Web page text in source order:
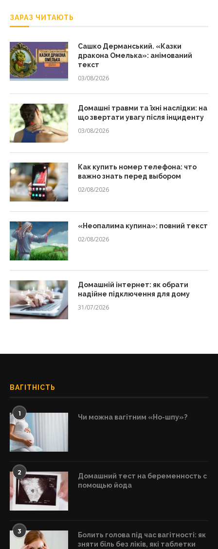
ЗАРАЗ ЧИТАЮТЬ
Сашко Дерманський. «Казки
дракона Омелька»: анімований
текст
03/08/2026
Домашні травми та їхні наслідки: на
що звертати увагу після інциденту
03/08/2026
Как купить номер телефона: что
важно знать перед выбором
02/08/2026
«Неопалима купина»: повний текст
02/08/2026
Домашній інтернет: як обрати
надійне підключення для дому
31/07/2026
ВАГІТНІСТЬ
1 Чи можна вагітним «Но-шпу»?
2
Домашний тест на беременность с
помощью йода
3
Болить голова під час вагітності: як
зняти біль без ліків, які таблетки